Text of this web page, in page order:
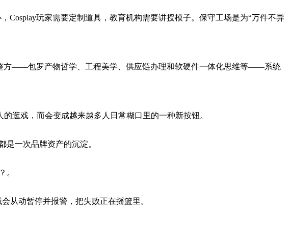
玩家需要定制道具，教育机构需要讲授模子。保守工场是为“万件不异
方——包罗产物哲学、工程美学、供应链办理和软硬件一体化思维等——系统
戏，而会变成越来越多人日常糊口里的一种新按钮。
一次品牌资产的沉淀。
。
动暂停并报警，把失败正在摇篮里。